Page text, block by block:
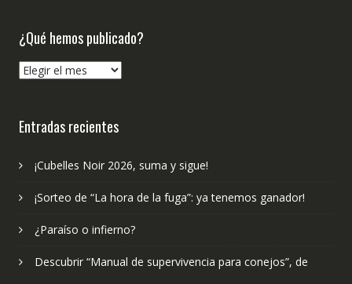
¿Qué hemos publicado?
¿Qué
Entradas recientes
¡Cubelles Noir 2026, suma y sigue!
¡Sorteo de “La hora de la fuga”: ya tenemos ganador!
¿Paraíso o infierno?
Descubrir “Manual de supervivencia para conejos”, de